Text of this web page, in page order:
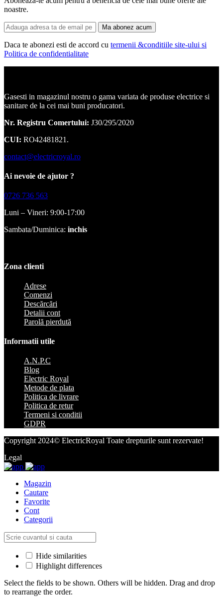
noastre.
Ma abonez acum
Daca te abonezi esti de accord cu termenii &conditiile site-ului si
Politica de confidentialitate
Gasesti in magazinul nostru o gama variata de produse electrice si
sanitare de la cei mai buni producatori.
Nr. Registru Comertului: J30/295/2020
CUI: RO42481821.
contact@electricroyal.ro
Ai nevoie de ajutor ?
0726 736 563
Luni – Vineri: 9:00-17:00
Sambata/Duminica: inchis
Zona clienti
Adrese
Comenzi
Descărcări
Detalii cont
Parolă pierdută
Informatii utile
A.N.P.C
Blog
Electric Royal
Metode de plata
Politica de livrare
Politica de retur
Termeni si conditii
GDPR
Copyright 2024© ElectricRoyal Toate drepturile sunt rezervate!
Legal
Magazin
Cautare
Favorite
Cont
Categorii
Hide similarities
Highlight differences
Select the fields to be shown. Others will be hidden. Drag and drop
to rearrange the order.